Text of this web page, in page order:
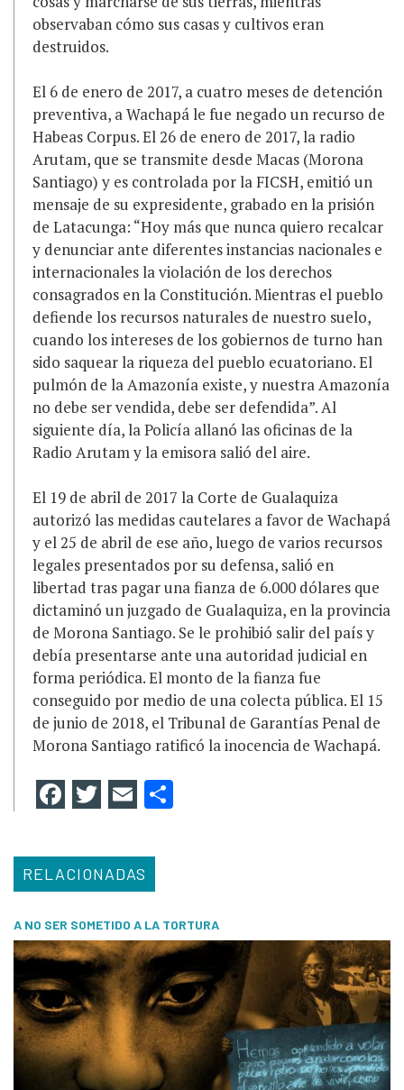
observaban cómo sus casas y cultivos eran
destruidos.
El 6 de enero de 2017, a cuatro meses de detención
preventiva, a Wachapá le fue negado un recurso de
Habeas Corpus. El 26 de enero de 2017, la radio
Arutam, que se transmite desde Macas (Morona
Santiago) y es controlada por la FICSH, emitió un
mensaje de su expresidente, grabado en la prisión
de Latacunga: “Hoy más que nunca quiero recalcar
y denunciar ante diferentes instancias nacionales e
internacionales la violación de los derechos
consagrados en la Constitución. Mientras el pueblo
defiende los recursos naturales de nuestro suelo,
cuando los intereses de los gobiernos de turno han
sido saquear la riqueza del pueblo ecuatoriano. El
pulmón de la Amazonía existe, y nuestra Amazonía
no debe ser vendida, debe ser defendida”. Al
siguiente día, la Policía allanó las oficinas de la
Radio Arutam y la emisora salió del aire.
El 19 de abril de 2017 la Corte de Gualaquiza
autorizó las medidas cautelares a favor de Wachapá
y el 25 de abril de ese año, luego de varios recursos
legales presentados por su defensa, salió en
libertad tras pagar una fianza de 6.000 dólares que
dictaminó un juzgado de Gualaquiza, en la provincia
de Morona Santiago. Se le prohibió salir del país y
debía presentarse ante una autoridad judicial en
forma periódica. El monto de la fianza fue
conseguido por medio de una colecta pública. El 15
de junio de 2018, el Tribunal de Garantías Penal de
Morona Santiago ratificó la inocencia de Wachapá.
Facebook
Twitter
Email
RELACIONADAS
A NO SER SOMETIDO A LA TORTURA